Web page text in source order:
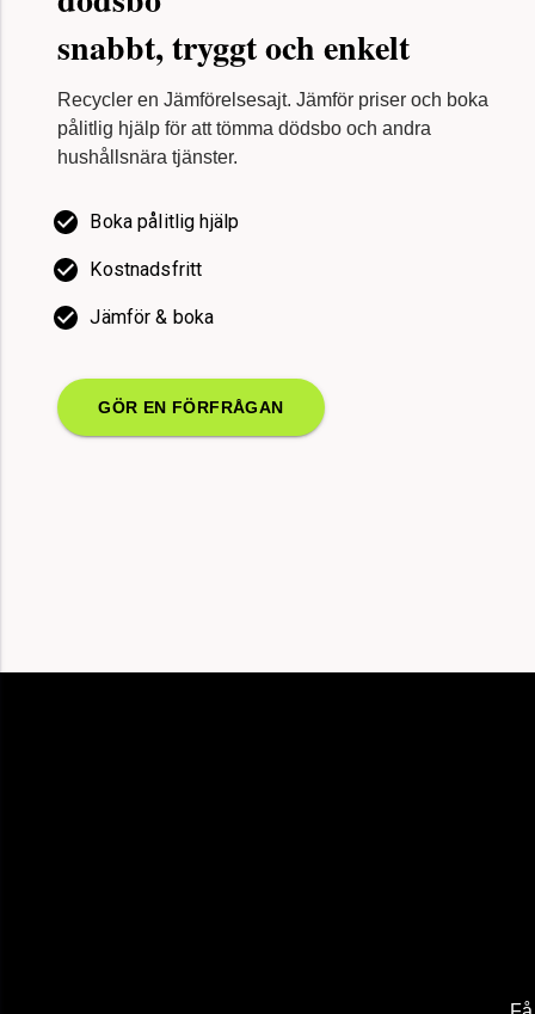
Kontakt och support Återvinning & Hushållsnära Tjänster
snabbt, tryggt och enkelt
Recycler en Jämförelsesajt. Jämför priser och boka
pålitlig hjälp för att tömma dödsbo och andra
hushållsnära tjänster.
Boka pålitlig hjälp
Kostnadsfritt
Jämför & boka
GÖR EN FÖRFRÅGAN